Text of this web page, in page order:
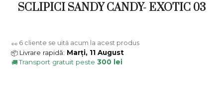
SCLIPICI SANDY CANDY- EXOTIC 03
👀 6 cliente se uită acum la acest produs
📦 Livrare rapidă: Marți, 11 August
🚚Transport gratuit peste 300 lei